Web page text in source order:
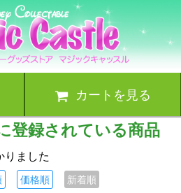
カートを見る
登録されている商品
りました
価格順 新着順